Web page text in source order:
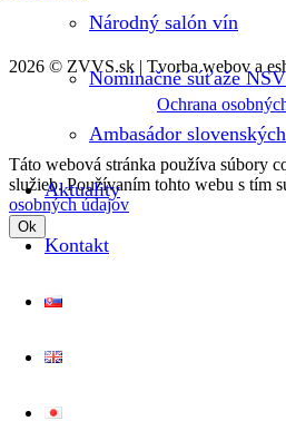
Národný salón vín
Nominačné súťaže
Ambasádor
Aktuality
Kontakt
2026 © ZVVS.sk | Tvorba webov a
Ochrana
Táto webová stránka používa súbory
služieb. Používaním tohto webu s tím
osobných údajov
Ok